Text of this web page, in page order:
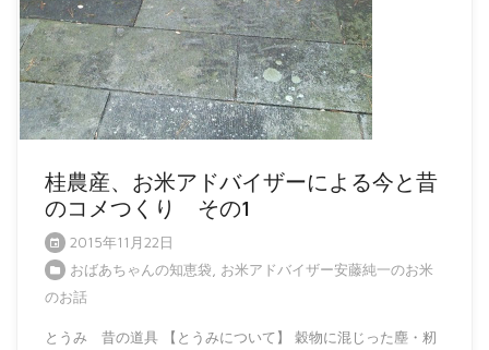
桂農産、お米アドバイザーによる今と昔
のコメつくり その1
2015年11月22日
おばあちゃんの知恵袋
お米アドバイザー安藤純一のお米
のお話
とうみ 昔の道具 【とうみについて】 穀物に混じった塵・籾